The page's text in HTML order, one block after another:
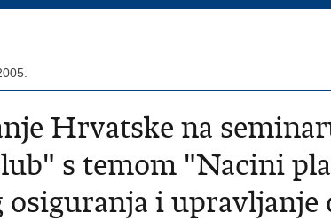
Hrvatske na
s temom "Nacini
i upravljanje